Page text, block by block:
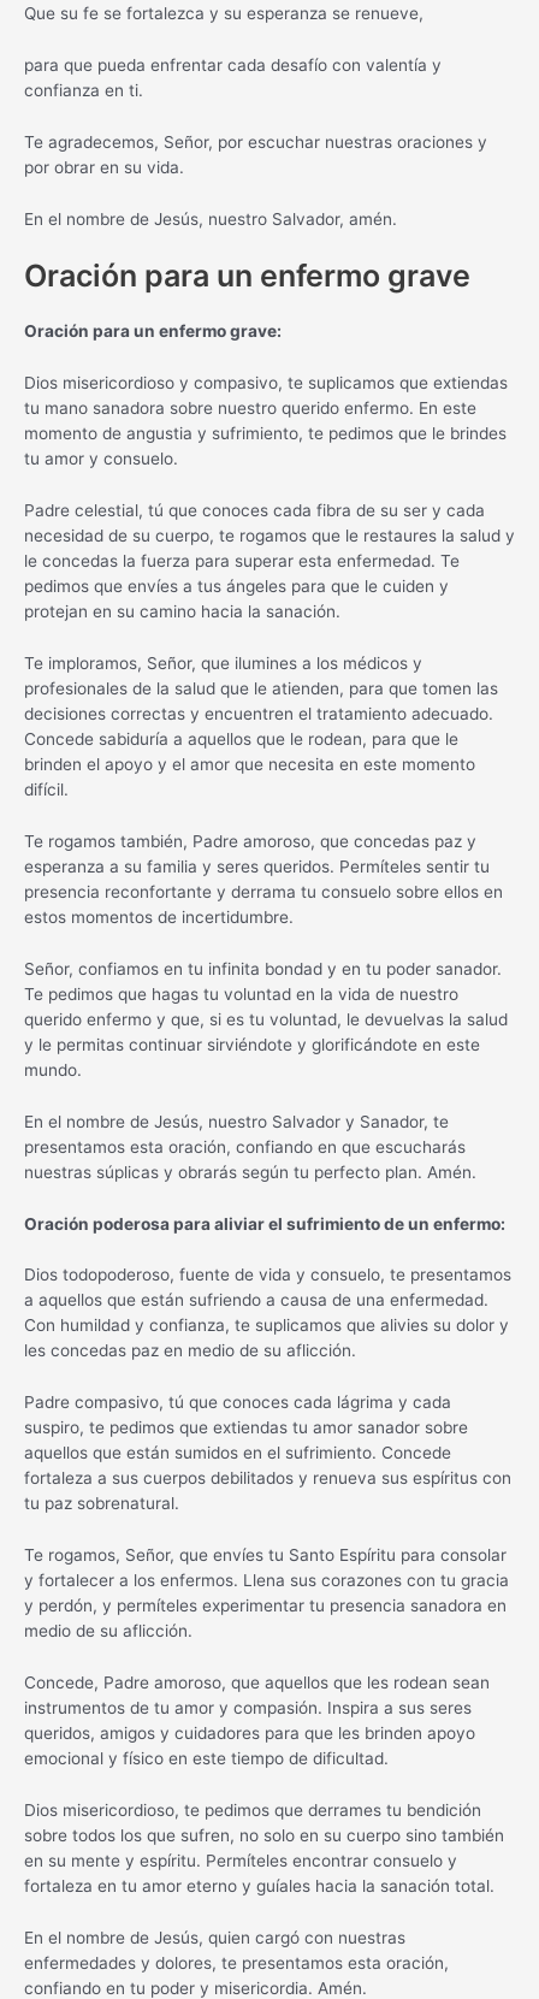
Que su fe se fortalezca y su esperanza se renueve,
para que pueda enfrentar cada desafío con valentía y
confianza en ti.
Te agradecemos, Señor, por escuchar nuestras oraciones y
por obrar en su vida.
En el nombre de Jesús, nuestro Salvador, amén.
Oración para un enfermo grave
Oración para un enfermo grave:
Dios misericordioso y compasivo, te suplicamos que extiendas
tu mano sanadora sobre nuestro querido enfermo. En este
momento de angustia y sufrimiento, te pedimos que le brindes
tu amor y consuelo.
Padre celestial, tú que conoces cada fibra de su ser y cada
necesidad de su cuerpo, te rogamos que le restaures la salud y
le concedas la fuerza para superar esta enfermedad. Te
pedimos que envíes a tus ángeles para que le cuiden y
protejan en su camino hacia la sanación.
Te imploramos, Señor, que ilumines a los médicos y
profesionales de la salud que le atienden, para que tomen las
decisiones correctas y encuentren el tratamiento adecuado.
Concede sabiduría a aquellos que le rodean, para que le
brinden el apoyo y el amor que necesita en este momento
difícil.
Te rogamos también, Padre amoroso, que concedas paz y
esperanza a su familia y seres queridos. Permíteles sentir tu
presencia reconfortante y derrama tu consuelo sobre ellos en
estos momentos de incertidumbre.
Señor, confiamos en tu infinita bondad y en tu poder sanador.
Te pedimos que hagas tu voluntad en la vida de nuestro
querido enfermo y que, si es tu voluntad, le devuelvas la salud
y le permitas continuar sirviéndote y glorificándote en este
mundo.
En el nombre de Jesús, nuestro Salvador y Sanador, te
presentamos esta oración, confiando en que escucharás
nuestras súplicas y obrarás según tu perfecto plan. Amén.
Oración poderosa para aliviar el sufrimiento de un enfermo:
Dios todopoderoso, fuente de vida y consuelo, te presentamos
a aquellos que están sufriendo a causa de una enfermedad.
Con humildad y confianza, te suplicamos que alivies su dolor y
les concedas paz en medio de su aflicción.
Padre compasivo, tú que conoces cada lágrima y cada
suspiro, te pedimos que extiendas tu amor sanador sobre
aquellos que están sumidos en el sufrimiento. Concede
fortaleza a sus cuerpos debilitados y renueva sus espíritus con
tu paz sobrenatural.
Te rogamos, Señor, que envíes tu Santo Espíritu para consolar
y fortalecer a los enfermos. Llena sus corazones con tu gracia
y perdón, y permíteles experimentar tu presencia sanadora en
medio de su aflicción.
Concede, Padre amoroso, que aquellos que les rodean sean
instrumentos de tu amor y compasión. Inspira a sus seres
queridos, amigos y cuidadores para que les brinden apoyo
emocional y físico en este tiempo de dificultad.
Dios misericordioso, te pedimos que derrames tu bendición
sobre todos los que sufren, no solo en su cuerpo sino también
en su mente y espíritu. Permíteles encontrar consuelo y
fortaleza en tu amor eterno y guíales hacia la sanación total.
En el nombre de Jesús, quien cargó con nuestras
enfermedades y dolores, te presentamos esta oración,
confiando en tu poder y misericordia. Amén.